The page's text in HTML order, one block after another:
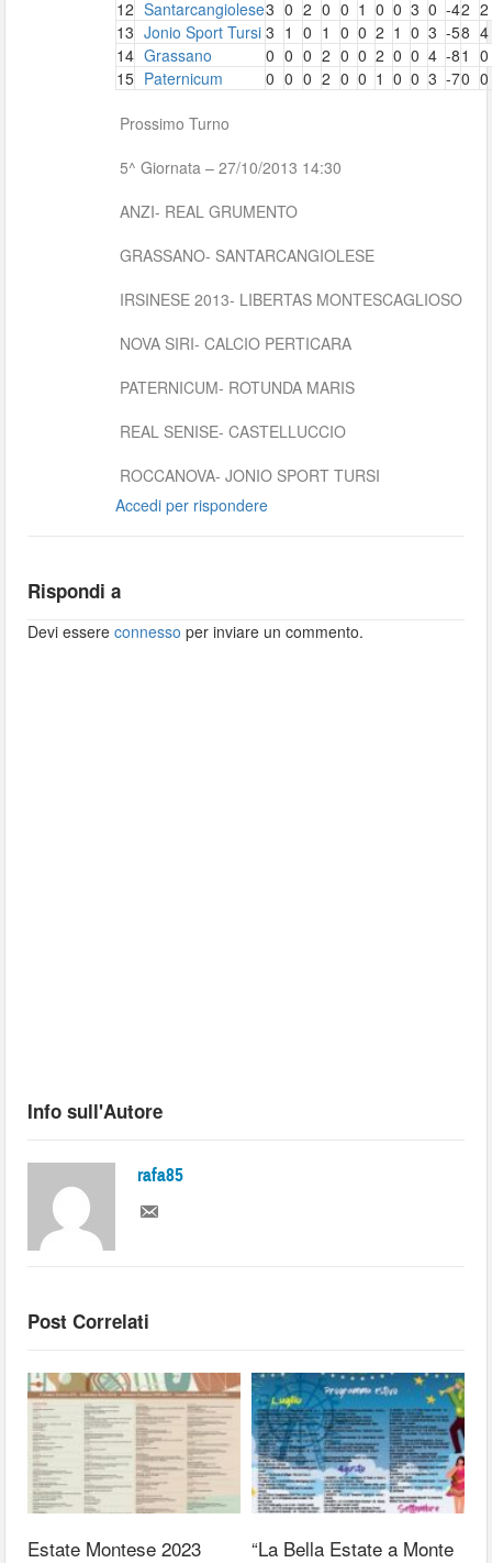
12 Santarcangiolese3 0 2 0 0 1 0 0 3 0 -42 2
13 Jonio Sport Tursi 3 1 0 1 0 0 2 1 0 3 -58 4
14 Grassano 0 0 0 2 0 0 2 0 0 4 -81
0
15 Paternicum 0 0 0 2 0 0 1 0 0 3 -70 0
Prossimo Turno
5^ Giornata – 27/10/2013 14:30
ANZI- REAL GRUMENTO
GRASSANO- SANTARCANGIOLESE
IRSINESE 2013- LIBERTAS MONTESCAGLIOSO
NOVA SIRI- CALCIO PERTICARA
PATERNICUM- ROTUNDA MARIS
REAL SENISE- CASTELLUCCIO
ROCCANOVA- JONIO SPORT TURSI
Accedi per rispondere
Rispondi a
Devi essereconnesso per inviare un commento.
Info sull'Autore
rafa85
Post Correlati
Estate Montese 2023
“La Bella Estate a Monte